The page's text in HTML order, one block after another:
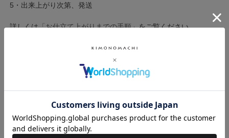
5・出来上がり次第、発送
詳しくは「お仕立て上がりまでの手順」をご覧ください。
※ご覧いただいております環境によって、色みが若干異なって見
※商品によって、サイズが若干前後する場合がございます。
※生地の裁断によって、柄の出方が多少異なる場合がございま
す。